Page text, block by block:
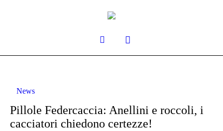
News
Pillole Federcaccia: Anellini e roccoli, i
cacciatori chiedono certezze!